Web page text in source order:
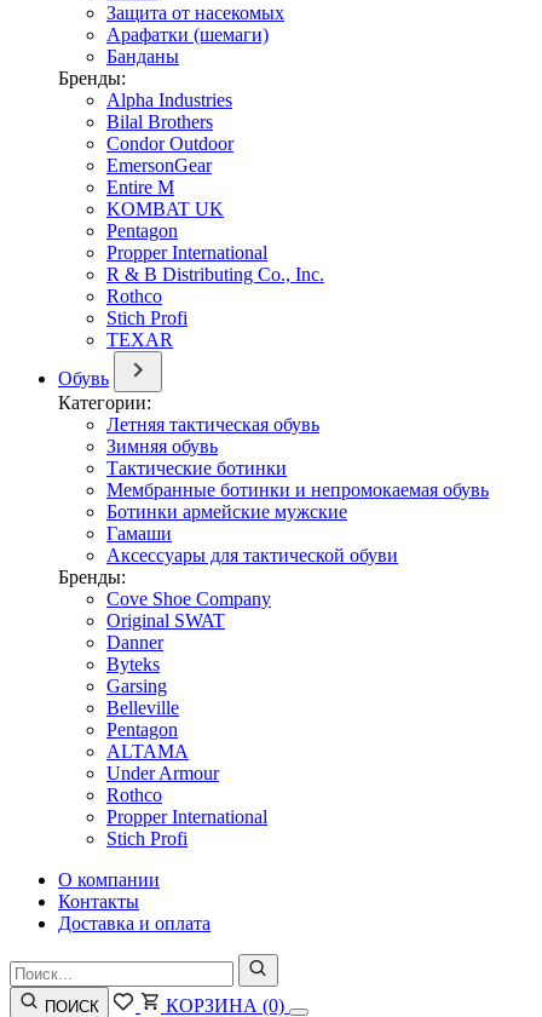
Защита от насекомых
Арафатки (шемаги)
Банданы
Бренды:
Alpha Industries
Bilal Brothers
Condor Outdoor
EmersonGear
Entire M
KOMBAT UK
Pentagon
Propper International
R & B Distributing Co., Inc.
Rothco
Stich Profi
TEXAR
Обувь
Категории:
Летняя тактическая обувь
Зимняя обувь
Тактические ботинки
Мембранные ботинки и непромокаемая обувь
Ботинки армейские мужские
Гамаши
Аксессуары для тактической обуви
Бренды:
Cove Shoe Company
Original SWAT
Danner
Byteks
Garsing
Belleville
Pentagon
ALTAMA
Under Armour
Rothco
Propper International
Stich Profi
О компании
Контакты
Доставка и оплата
ПОИСК КОРЗИНА (0)